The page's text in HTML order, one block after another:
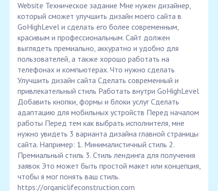
Website Техническое задание Мне нужен дизайнер,
который сможет улучшить дизайн моего сайта в
GoHighLevel и сделать его более современным,
красивым и профессиональным. Сайт должен
выглядеть премиально, аккуратно и удобно для
пользователей, а также хорошо работать на
телефонах и компьютерах. Что нужно сделать
Улучшить дизайн сайта Сделать современный и
привлекательный стиль Работать внутри GoHighLevel
Добавить кнопки, формы и блоки услуг Сделать
адаптацию для мобильных устройств Перед началом
работы Перед тем как выбрать исполнителя, мне
нужно увидеть 3 варианта дизайна главной страницы
сайта. Например: 1. Минималистичный стиль 2.
Премиальный стиль 3. Стиль лендинга для получения
заявок Это может быть простой макет или концепция,
чтобы я мог понять ваш стиль.
https://organiclifeconstruction.com